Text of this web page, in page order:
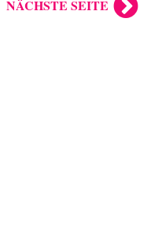
NÄCHSTE SEITE